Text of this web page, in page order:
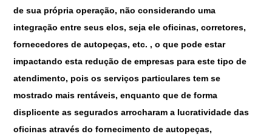
de sua própria operação, não considerando uma
integração entre seus elos, seja ele oficinas, corretores,
fornecedores de autopeças, etc. , o que pode estar
impactando esta redução de empresas para este tipo de
atendimento, pois os serviços particulares tem se
mostrado mais rentáveis, enquanto que de forma
displicente as segurados arrocharam a lucratividade das
oficinas através do fornecimento de autopeças,